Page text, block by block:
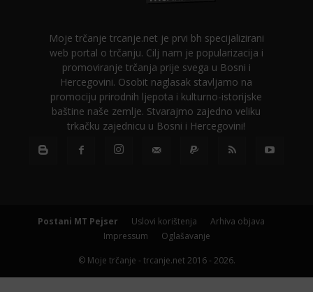
Moje trčanje trcanje.net je prvi bh specijalizirani
web portal o trčanju. Cilj nam je popularizacija i
promoviranje trčanja prije svega u Bosni i
Hercegovini. Osobit naglasak stavljamo na
promociju prirodnih ljepota i kulturno-istorijske
baštine naše zemlje. Stvarajmo zajedno veliku
trkačku zajednicu u Bosni i Hercegovini!
Postani MT Pejser Uslovi korištenja
Arhiva objava
Impressum
Oglašavanje
© Moje trčanje - trcanje.net 2016 - 2026.